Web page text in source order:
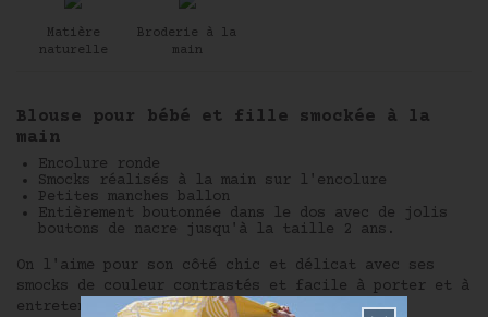
Matière
naturelle
Broderie à la
main
Blouse pour bébé et fille smockée à la
main
Encolure ronde
Smocks réalisés à la main sur l'encolure
Petites manches ballon
Entièrement boutonnée dans le dos avec de jolis
boutons de nacre jusqu'à la taille 2 ans.
On l'aime pour son côté chic et délicat avec ses
smocks de couleur contrastés et facile à porter et à
entretenir.